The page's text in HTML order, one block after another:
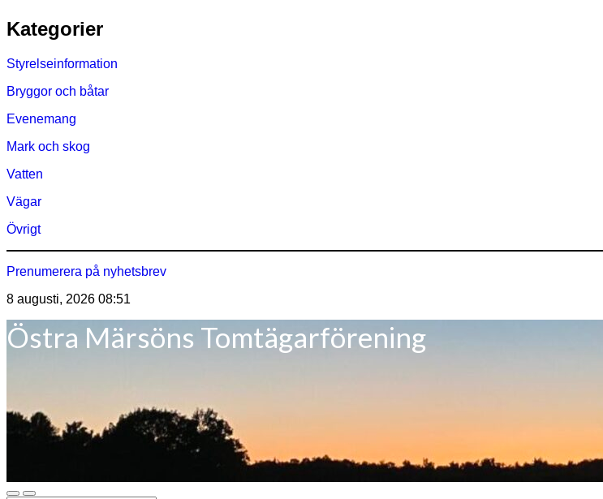
Hoppa
till
Kategorier
Styrelseinformation
Bryggor och båtar
Evenemang
Mark och skog
Vatten
Vägar
Övrigt
Prenumerera på nyhetsbrev
8 augusti, 2026 08:51
Östra Märsöns Tomtägarförening